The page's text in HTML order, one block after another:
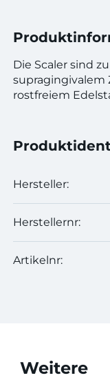
Die Scaler sind
supragingivalem
rostfreiem
Hersteller:
Herstellernr:
Artikelnr:
Weitere